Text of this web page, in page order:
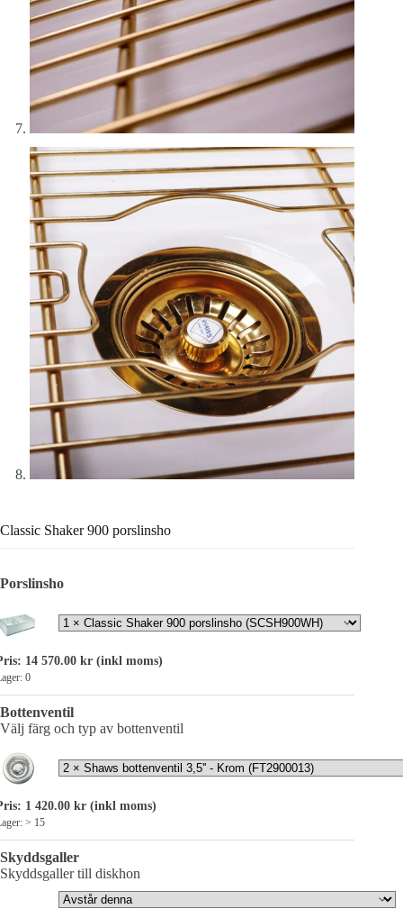
Classic Shaker 900 porslinsho
Porslinsho
14 570.00 kr (inkl moms)
0
Bottenventil
Välj färg och typ av bottenventil
1 420.00 kr (inkl moms)
> 15
Skyddsgaller
Skyddsgaller till diskhon